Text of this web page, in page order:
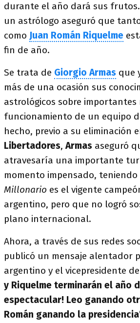
durante el año dará sus
un astrólogo aseguró que
como Juan Román Riquelme
fin de año.
Se trata de Giorgio Armas que
más de una ocasión sus
astrológicos sobre
funcionamiento de un equipo
hecho, previo a su eliminación
Libertadores,Armas aseguró
atravesaría una importante
momento impensado,
Millonario es el vigente
argentino, pero que no logró
plano internacional.
Ahora, a través de sus redes
publicó un mensaje alentador
argentino y el vicepresidente
y Riquelme terminarán el año
espectacular! Leo ganando
Román ganando la presidencia